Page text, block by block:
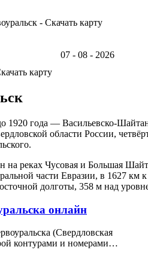
- Скачать карту
07 - 08 - 2026
карту
1920 года — Васильевско-
области России,
на реках Чусовая и Большая
части Евразии, в 1627 км
долготы, 358 м над
онлайн
(Свердловская
контурами и номерами…